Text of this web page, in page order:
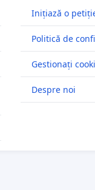
Inițiază o
Politică de
Gestionați
Despre noi